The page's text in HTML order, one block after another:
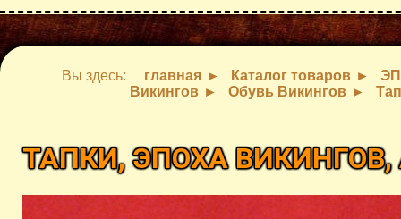
Вы здесь: главная Каталог товаров
Викингов
Обувь Викингов
ТАПКИ, ЭПОХА